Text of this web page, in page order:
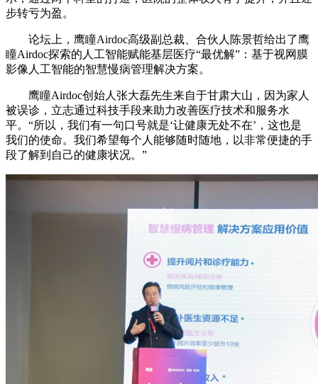
步转亏为盈。
论坛上，鹰瞳Airdoc高级副总裁、合伙人陈景哲给出了鹰
瞳Airdoc探索的人工智能赋能基层医疗“最优解”：基于视网膜
影像人工智能的智慧慢病管理解决方案。
鹰瞳Airdoc创始人张大磊先生来自于甘肃大山，因为家人
被误诊，立志通过科技手段来助力改善医疗技术和服务水
平。“所以，我们有一句口号就是‘让健康无处不在’，这也是
我们的使命。我们希望每个人能够随时随地，以非常便捷的手
段了解到自己的健康状况。”